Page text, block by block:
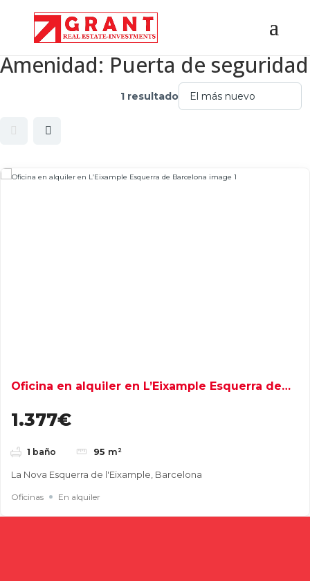
Amenidad:Puerta de seguridad
1 resultado
Oficina en alquiler en L’Eixample Esquerra de
1.377€
1 baño 95 m²
La Nova Esquerra de l'Eixample, Barcelona
Oficinas En alquiler